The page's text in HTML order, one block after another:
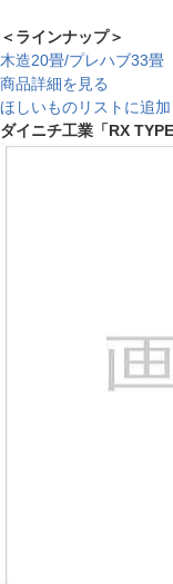
＜ラインナップ＞
木造20畳/プレハブ33畳
商品詳細を見る
ほしいものリストに追加
ダイニチ工業「RX